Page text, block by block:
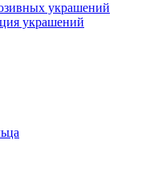
украшений
украшений